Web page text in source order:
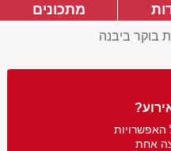
מתכונים
בוקר ביבנה
האפשרויות
אחת